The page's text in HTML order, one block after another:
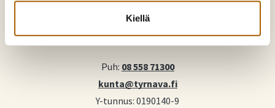
Kiellä
Tyrnävä. Mukavamman arjen kotikunta
Kunnankuja 4, 91800 Tyrnävä
Puh: 08 558 71300
kunta@tyrnava.fi
Y-tunnus: 0190140-9